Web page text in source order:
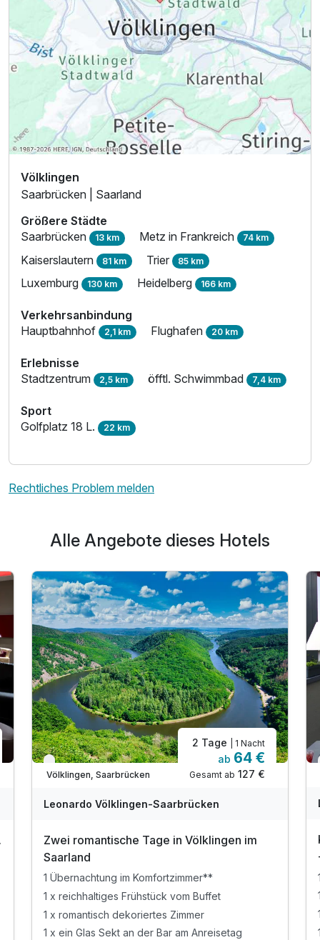
Völklingen
Saarbrücken | Saarland
Größere Städte
Saarbrücken 13 km Metz in Frankreich 74 km
Kaiserslautern 81 km Trier 85 km
Luxemburg 130 km Heidelberg 166 km
Verkehrsanbindung
Hauptbahnhof 2,1 km Flughafen 20 km
Erlebnisse
Stadtzentrum 2,5 km öfftl. Schwimmbad 7,4 km
Sport
Golfplatz 18 L. 22 km
Rechtliches Problem melden
Alle Angebote dieses Hotels
Verfügbar bis Dezember
Völklingen, Saarbrücken
2 Tage | 1 Nacht
ab 64 €
Gesamt ab 127 €
Leonardo Völklingen-Saarbrücken
Zwei romantische Tage in Völklingen im
Saarland
1 Übernachtung im Komfortzimmer**
1 x reichhaltiges Frühstück vom Buffet
1 x romantisch dekoriertes Zimmer
1 x ein Glas Sekt an der Bar am Anreisetag